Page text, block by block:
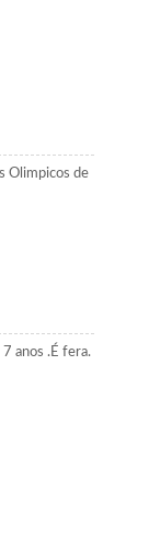
Olimpicos de
anos .É fera.